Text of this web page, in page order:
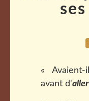
«
avant d'